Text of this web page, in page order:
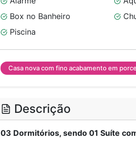
Box no Banheiro
Piscina
Casa nova com fino acabamento em
Descrição
03 Dormitórios, sendo 01 Suíte